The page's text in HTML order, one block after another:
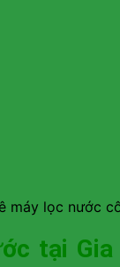
máy lọc nước
tại Gia